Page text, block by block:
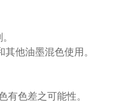
他油墨混色使用。
色差之可能性。